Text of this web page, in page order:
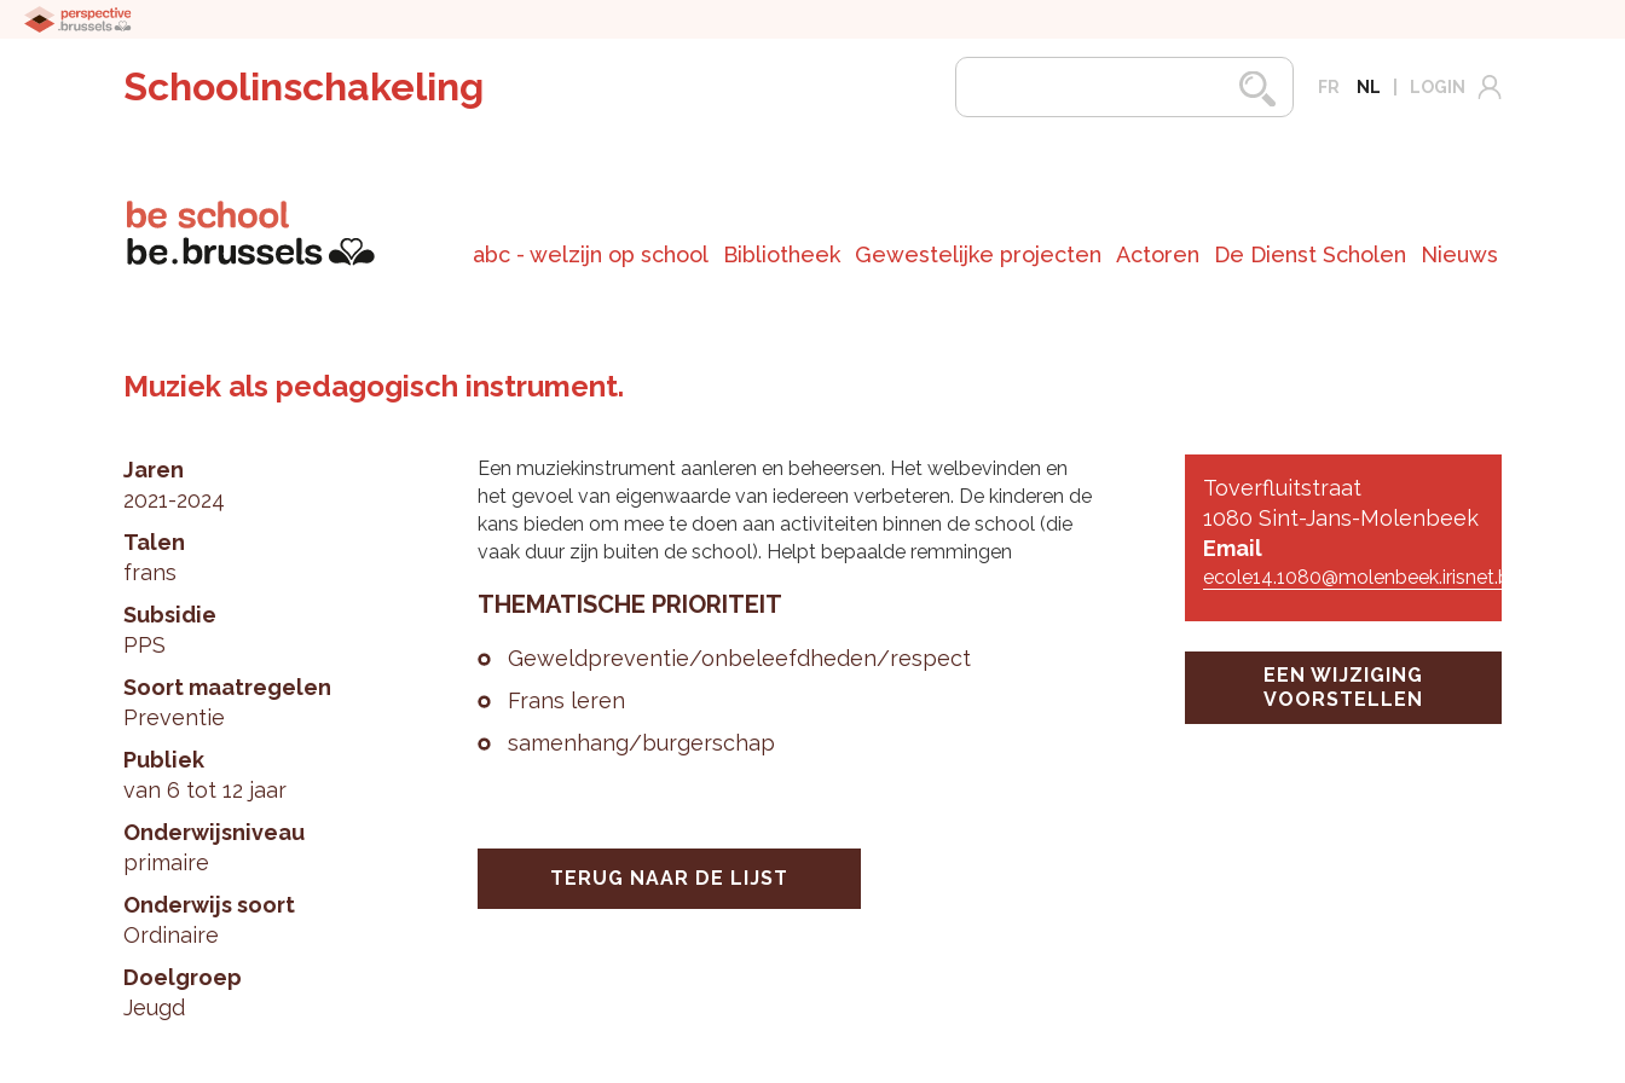
Schoolinschakeling FR NL LOGIN
abc - welzijn op school Bibliotheek Gewestelijke projecten Actoren De Dienst Scholen Nieuws
Muziek als pedagogisch instrument.
Jaren
2021-2024
Talen
frans
Subsidie
PPS
Soort maatregelen
Preventie
Publiek
van 6 tot 12 jaar
Onderwijsniveau
primaire
Onderwijs soort
Ordinaire
Doelgroep
Jeugd
Toverfluitstraat
1080 Sint-Jans-Molenbeek
Email
ecole14.1080@molenbeek.irisnet.be
EEN WIJZIGING
VOORSTELLEN
Een muziekinstrument aanleren en beheersen. Het welbevinden en
het gevoel van eigenwaarde van iedereen verbeteren. De kinderen de
kans bieden om mee te doen aan activiteiten binnen de school (die
vaak duur zijn buiten de school). Helpt bepaalde remmingen
THE­MA­TI­SCHE PRI­O­RI­TEIT
Ge­weld­pre­ven­tie/on­be­leefd­he­den/res­pect
Frans leren
sa­men­hang/bur­ger­schap
TERUG NAAR DE LIJST